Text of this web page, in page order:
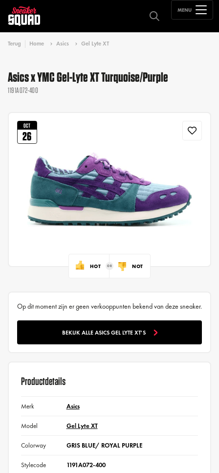
MENU
Terug Home Asics Gel Lyte XT
Asics x YMC Gel-Lyte XT Turquoise/Purple
1191A072-400
OCT
26
HOT NOT
Op dit moment zijn er geen verkooppunten bekend van deze sneaker.
BEKIJK ALLE ASICS GEL LYTE XT'S
Productdetails
Merk Asics
Model Gel Lyte XT
Colorway GRIS BLUE/ ROYAL PURPLE
Stylecode 1191A072-400